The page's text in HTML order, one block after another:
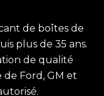
de boîtes de
plus de 35 ans.
de qualité
de Ford, GM et